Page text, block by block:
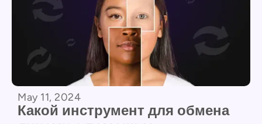
May 11, 2024
Какой инструмент для обмена